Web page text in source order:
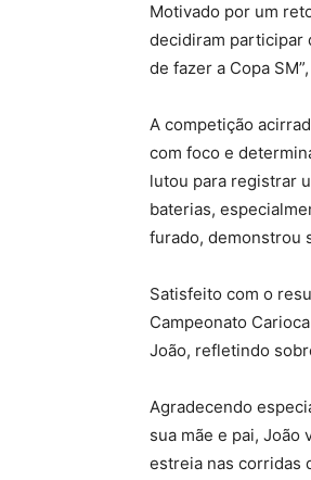
Motivado por um
decidiram participar
de fazer a Copa
A competição
com foco e
lutou para registrar
baterias,
furado, demonstrou
Satisfeito com o
Campeonato
João, refletindo
Agradecendo
sua mãe e pai, João
estreia nas corridas